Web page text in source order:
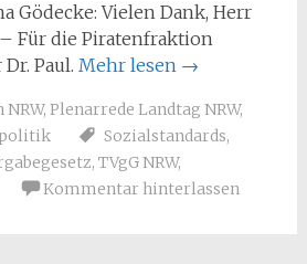
Gödecke: Vielen Dank, Herr
Für die Piratenfraktion
Paul. Mehr lesen →
, Plenarrede Landtag NRW,
Sozialstandards,
, TVgG NRW,
Kommentar hinterlassen